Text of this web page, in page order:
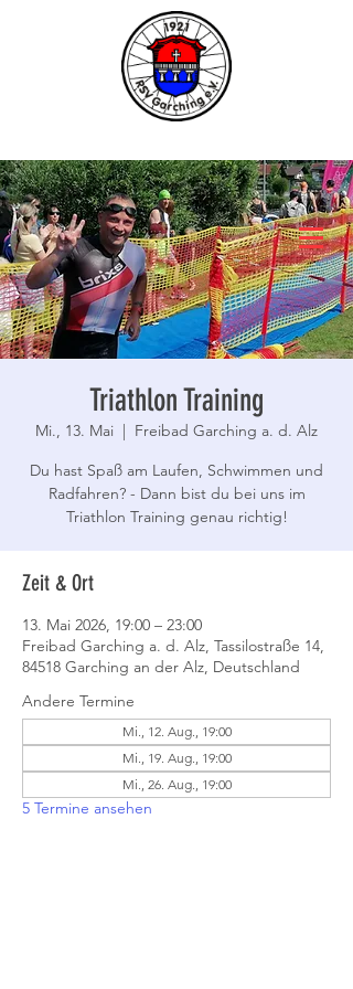
Triathlon Training
Mi., 13. Mai
  |
Freibad Garching a. d. Alz
Du hast Spaß am Laufen, Schwimmen und
Radfahren? - Dann bist du bei uns im
Triathlon Training genau richtig!
Zeit & Ort
13. Mai 2026, 19:00 – 23:00
Freibad Garching a. d. Alz, Tassilostraße 14,
84518 Garching an der Alz, Deutschland
Andere Termine
Mi., 12. Aug., 19:00
Mi., 19. Aug., 19:00
Mi., 26. Aug., 19:00
5 Termine ansehen